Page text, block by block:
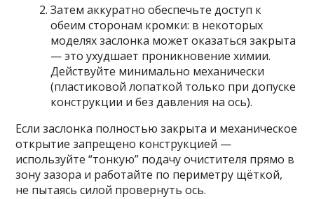
Затем аккуратно обеспечьте доступ к
обеим сторонам кромки: в некоторых
моделях заслонка может оказаться закрыта
— это ухудшает проникновение химии.
Действуйте минимально механически
(пластиковой лопаткой только при допуске
конструкции и без давления на ось).
Если заслонка полностью закрыта и механическое
открытие запрещено конструкцией —
используйте “тонкую” подачу очистителя прямо в
зону зазора и работайте по периметру щёткой,
не пытаясь силой провернуть ось.